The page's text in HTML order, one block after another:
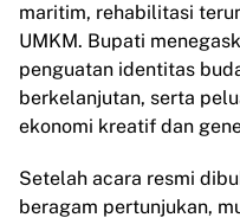
maritim, rehabilitasi
UMKM. Bupati
penguatan identitas
berkelanjutan, serta
ekonomi kreatif dan
Setelah acara resmi
beragam pertunjukan,